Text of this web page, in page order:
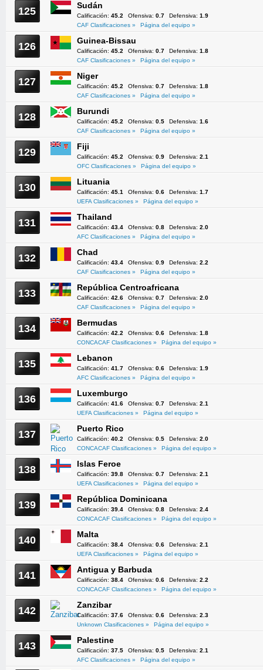
125 Sudán
Calificación: 45.2 Ofensiva: 0.7 Defensiva: 1.9
CAF Clasificaciones »
Página del equipo »
126 Guinea-Bissau
Calificación: 45.2 Ofensiva: 0.7 Defensiva: 1.8
CAF Clasificaciones »
Página del equipo »
127 Niger
Calificación: 45.2 Ofensiva: 0.7 Defensiva: 1.8
CAF Clasificaciones »
Página del equipo »
128 Burundi
Calificación: 45.2 Ofensiva: 0.5 Defensiva: 1.6
CAF Clasificaciones »
Página del equipo »
129 Fiji
Calificación: 45.2 Ofensiva: 0.9 Defensiva: 2.1
OFC Clasificaciones »
Página del equipo »
130 Lituania
Calificación: 45.1 Ofensiva: 0.6 Defensiva: 1.7
UEFA Clasificaciones »
Página del equipo »
131 Thailand
Calificación: 43.4 Ofensiva: 0.8 Defensiva: 2.0
AFC Clasificaciones »
Página del equipo »
132 Chad
Calificación: 43.4 Ofensiva: 0.9 Defensiva: 2.2
CAF Clasificaciones »
Página del equipo »
133 República Centroafricana
Calificación: 42.6 Ofensiva: 0.7 Defensiva: 2.0
CAF Clasificaciones »
Página del equipo »
134 Bermudas
Calificación: 42.2 Ofensiva: 0.6 Defensiva: 1.8
CONCACAF Clasificaciones »
Página del equipo »
135 Lebanon
Calificación: 41.7 Ofensiva: 0.6 Defensiva: 1.9
AFC Clasificaciones »
Página del equipo »
136 Luxemburgo
Calificación: 41.6 Ofensiva: 0.7 Defensiva: 2.1
UEFA Clasificaciones »
Página del equipo »
137 Puerto Rico
Calificación: 40.2 Ofensiva: 0.5 Defensiva: 2.0
CONCACAF Clasificaciones »
Página del equipo »
138 Islas Feroe
Calificación: 39.8 Ofensiva: 0.7 Defensiva: 2.1
UEFA Clasificaciones »
Página del equipo »
139 República Dominicana
Calificación: 39.4 Ofensiva: 0.8 Defensiva: 2.4
CONCACAF Clasificaciones »
Página del equipo »
140 Malta
Calificación: 38.4 Ofensiva: 0.6 Defensiva: 2.1
UEFA Clasificaciones »
Página del equipo »
141 Antigua y Barbuda
Calificación: 38.4 Ofensiva: 0.6 Defensiva: 2.2
CONCACAF Clasificaciones »
Página del equipo »
142 Zanzibar
Calificación: 37.6 Ofensiva: 0.6 Defensiva: 2.3
Unknown Clasificaciones »
Página del equipo »
143 Palestine
Calificación: 37.5 Ofensiva: 0.5 Defensiva: 2.1
AFC Clasificaciones »
Página del equipo »